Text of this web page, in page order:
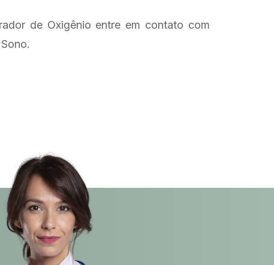
de Oxigênio entre em contato com